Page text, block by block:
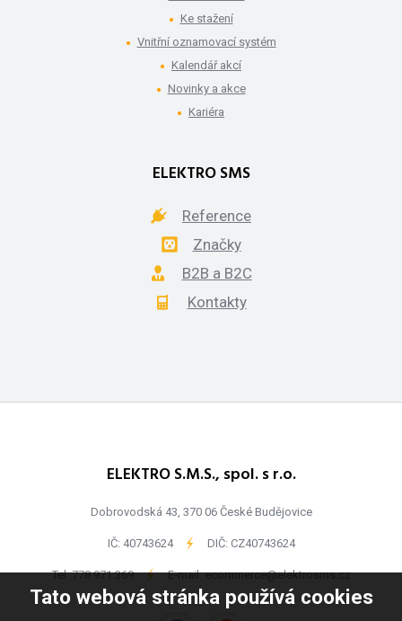
Tato webová stránka používá cookies
Ke stažení
Vnitřní oznamovací systém
Kalendář akcí
Novinky a akce
Kariéra
ELEKTRO SMS
Reference
Značky
B2B a B2C
Kontakty
ELEKTRO S.M.S., spol. s r.o.
Dobrovodská 43, 370 06 České Budějovice
IČ: 40743624 - DIČ: CZ40743624
Tel:778 971 369 - E-mail:ecommerce@elektrosms.cz